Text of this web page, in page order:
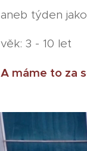
aneb týden
věk: 3 - 10 let
A máme to za